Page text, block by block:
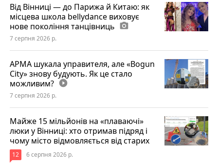
Від Вінниці — до Парижа й Китаю: як
місцева школа bellydance виховує
нове покоління танцівниць photo_camera
7 серпня 2026 р.
АРМА шукала управителя, але «Bogun
City» знову будують. Як це стало
можливим? play_circle_filled
7 серпня 2026 р.
Майже 15 мільйонів на «плаваючі»
люки у Вінниці: хто отримав підряд і
чому місто відмовляється від старих
12 6 серпня 2026 р.